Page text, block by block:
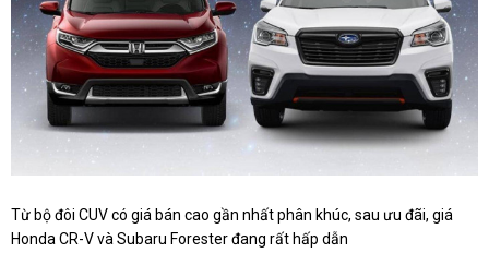
Từ bộ đôi CUV có giá bán cao gần nhất phân khúc, sau ưu đãi, giá
Honda CR-V và Subaru Forester đang rất hấp dẫn